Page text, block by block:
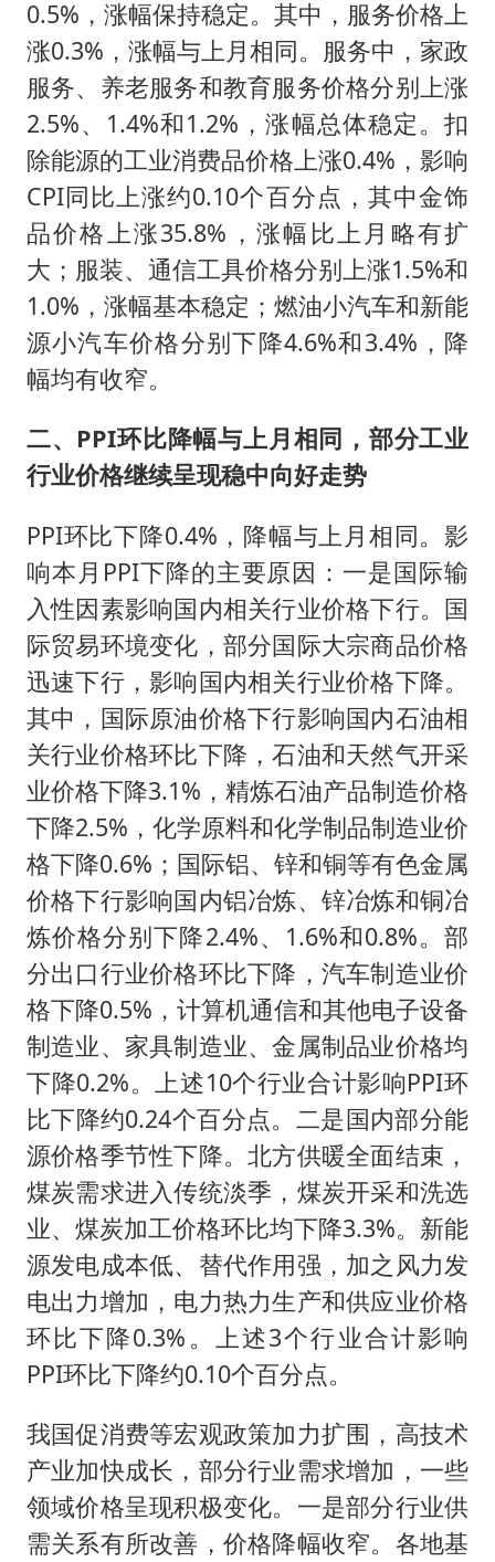
0.5%，涨幅保持稳定。其中，服务价格上
涨0.3%，涨幅与上月相同。服务中，家政
服务、养老服务和教育服务价格分别上涨
2.5%、1.4%和1.2%，涨幅总体稳定。扣
除能源的工业消费品价格上涨0.4%，影响
CPI同比上涨约0.10个百分点，其中金饰
品价格上涨35.8%，涨幅比上月略有扩
大；服装、通信工具价格分别上涨1.5%和
1.0%，涨幅基本稳定；燃油小汽车和新能
源小汽车价格分别下降4.6%和3.4%，降
幅均有收窄。
二、PPI环比降幅与上月相同，部分工业
行业价格继续呈现稳中向好走势
PPI环比下降0.4%，降幅与上月相同。影
响本月PPI下降的主要原因：一是国际输
入性因素影响国内相关行业价格下行。国
际贸易环境变化，部分国际大宗商品价格
迅速下行，影响国内相关行业价格下降。
其中，国际原油价格下行影响国内石油相
关行业价格环比下降，石油和天然气开采
业价格下降3.1%，精炼石油产品制造价格
下降2.5%，化学原料和化学制品制造业价
格下降0.6%；国际铝、锌和铜等有色金属
价格下行影响国内铝冶炼、锌冶炼和铜冶
炼价格分别下降2.4%、1.6%和0.8%。部
分出口行业价格环比下降，汽车制造业价
格下降0.5%，计算机通信和其他电子设备
制造业、家具制造业、金属制品业价格均
下降0.2%。上述10个行业合计影响PPI环
比下降约0.24个百分点。二是国内部分能
源价格季节性下降。北方供暖全面结束，
煤炭需求进入传统淡季，煤炭开采和洗选
业、煤炭加工价格环比均下降3.3%。新能
源发电成本低、替代作用强，加之风力发
电出力增加，电力热力生产和供应业价格
环比下降0.3%。上述3个行业合计影响
PPI环比下降约0.10个百分点。
我国促消费等宏观政策加力扩围，高技术
产业加快成长，部分行业需求增加，一些
领域价格呈现积极变化。一是部分行业供
需关系有所改善，价格降幅收窄。各地基